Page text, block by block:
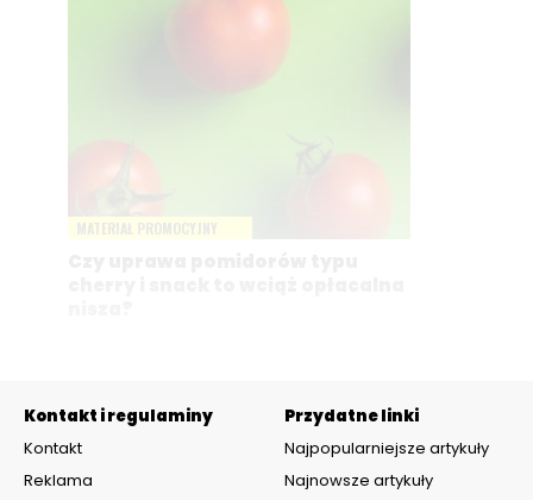
Kontakt i regulaminy
Kontakt
Reklama
Przydatne linki
Najpopularniejsze artykuły
Najnowsze artykuły